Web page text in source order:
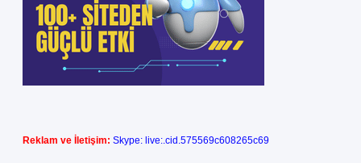
Reklam ve İletişim: Skype: live:.cid.575569c608265c69